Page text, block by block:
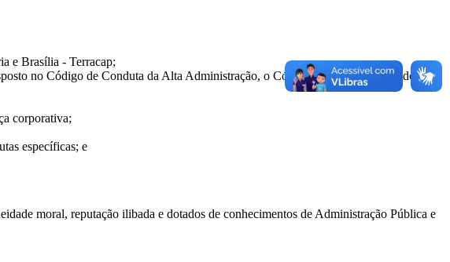
e Brasília - Terracap;
no Código de Conduta da Alta Administração, o Código de Ética dos Servidores e
corporativa;
específicas; e
moral, reputação ilibada e dotados de conhecimentos de Administração Pública e